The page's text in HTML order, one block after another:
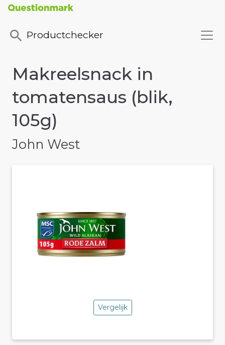
Productchecker
Makreelsnack in
tomatensaus (blik,
105g)
John West
Vergelijk